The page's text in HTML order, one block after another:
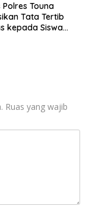
Touna
Tata Tertib
kepada Siswa
Ruas yang wajib